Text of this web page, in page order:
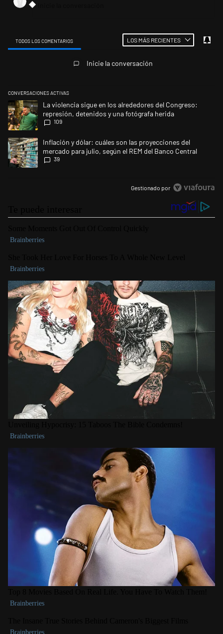
TODOS LOS COMENTARIOS LOS MÁS RECIENTES
Inicie la conversación
CONVERSACIONES ACTIVAS
Este listado muestra los artículos con más comentarios en los últimos
Un artículo de tendencia con el título "La violencia sigue en los
La violencia sigue en los alrededores del Congreso:
represión, detenidos y una fotógrafa herida
109
Un artículo de tendencia con el título "Inflación y dólar: cuáles son las
Inflación y dólar: cuáles son las proyecciones del
mercado para julio, según el REM del Banco Central
39
Gestionado por